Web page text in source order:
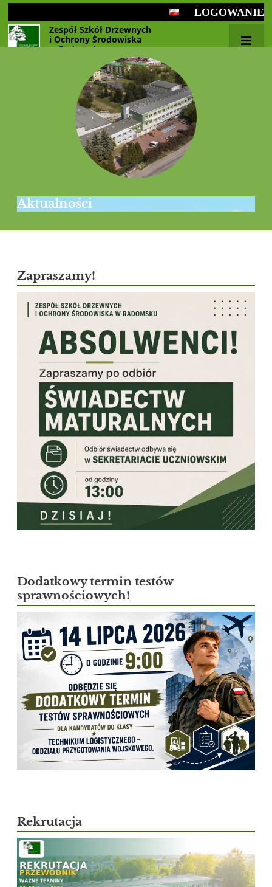
LOGOWANIE
Zespół Szkół Drzewnych
i Ochrony Środowiska
w Radomsku
Aktualności
Zapraszamy!
Dodatkowy termin testów
sprawnościowych!
Rekrutacja